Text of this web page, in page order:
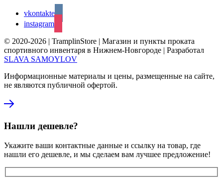
vkontakte
instagram
© 2020-2026 | TramplinStore | Магазин и пункты проката
спортивного инвентаря в Нижнем-Новгороде | Разработал
SLAVA SAMOYLOV
Информационные материалы и цены, размещенные на сайте,
не являются публичной офертой.
Нашли дешевле?
Укажите ваши контактные данные и ссылку на товар, где
нашли его дешевле, и мы сделаем вам лучшее предложение!